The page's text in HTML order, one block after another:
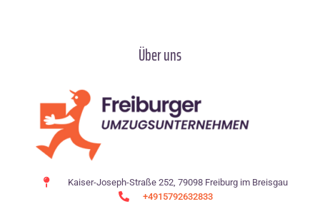
Über uns
Kaiser-Joseph-Straße 252, 79098 Freiburg im Breisgau
+4915792632833